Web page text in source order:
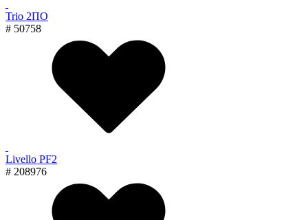
Trio 2ПО
# 50758
Livello PF2
# 208976